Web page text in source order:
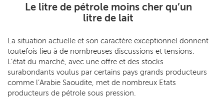
Le litre de pétrole moins cher qu’un
litre de lait
La situation actuelle et son caractère exceptionnel donnent
toutefois lieu à de nombreuses discussions et tensions.
L’état du marché, avec une offre et des stocks
surabondants voulus par certains pays grands producteurs
comme l’Arabie Saoudite, met de nombreux Etats
producteurs de pétrole sous pression.